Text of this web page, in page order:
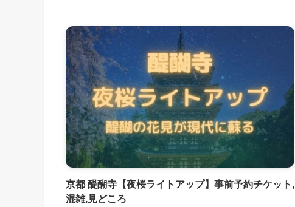
京都 醍醐寺【夜桜ライトアップ】事前予約チケット,
混雑,見どころ